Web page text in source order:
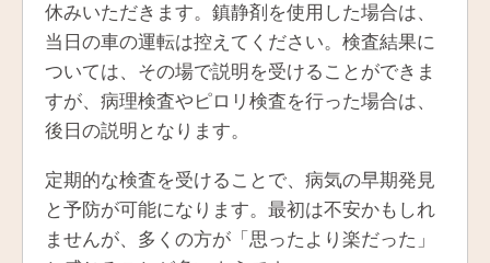
休みいただきます。鎮静剤を使用した場合は、
当日の車の運転は控えてください。検査結果に
ついては、その場で説明を受けることができま
すが、病理検査やピロリ検査を行った場合は、
後日の説明となります。
定期的な検査を受けることで、病気の早期発見
と予防が可能になります。最初は不安かもしれ
ませんが、多くの方が「思ったより楽だった」